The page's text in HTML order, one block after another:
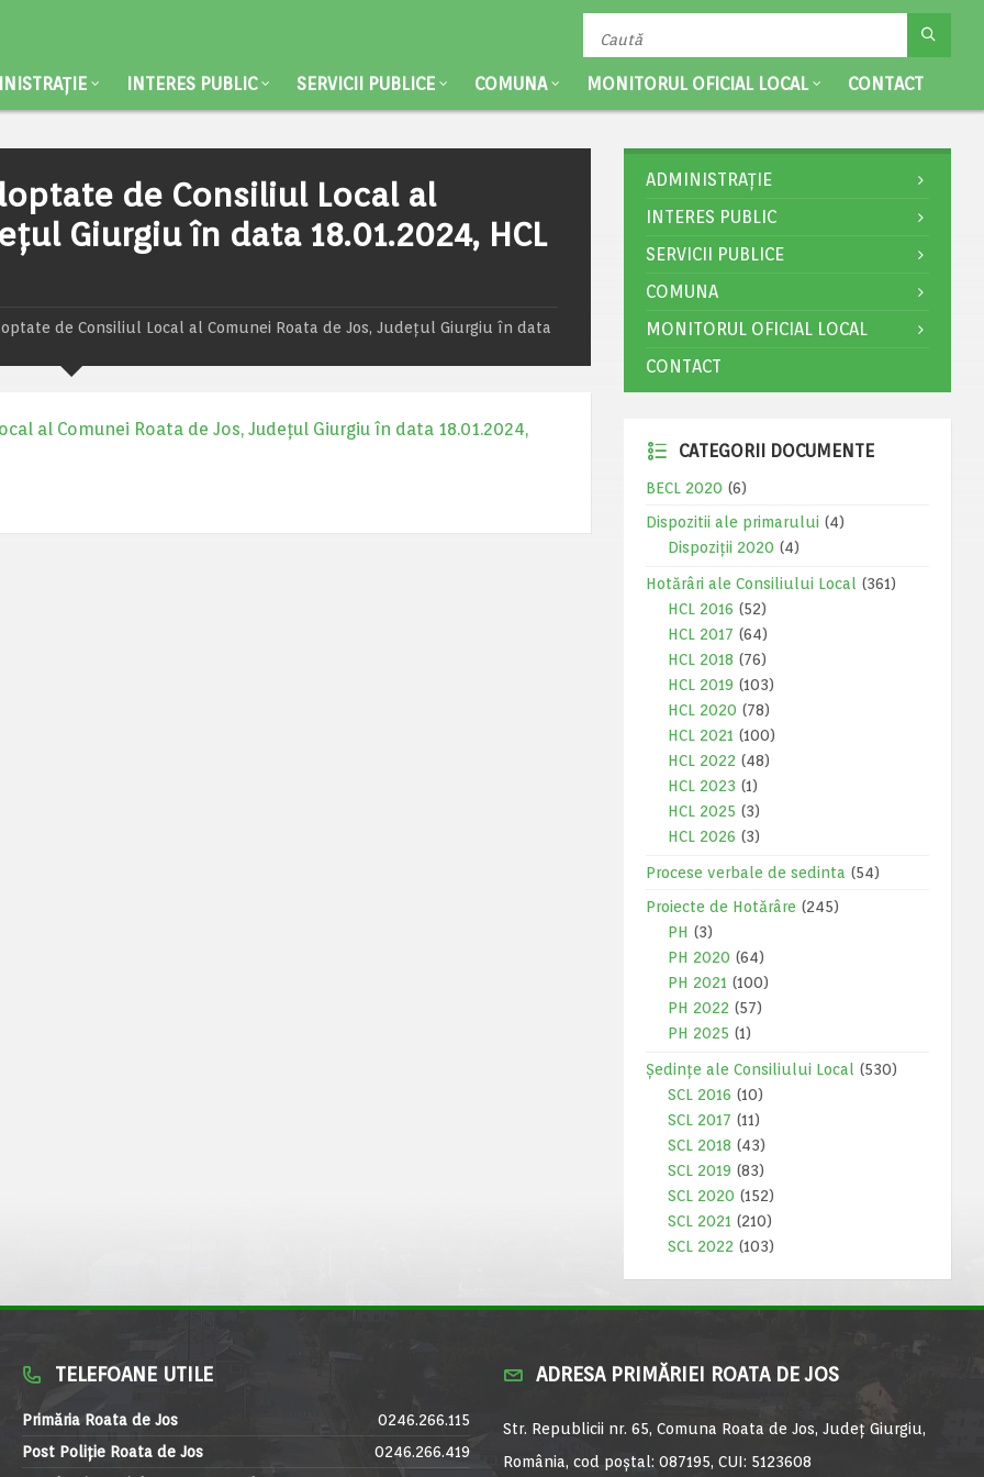
INTERES PUBLIC SERVICII PUBLICE COMUNA MONITORUL OFICIAL LOCAL CONTACT
de Consiliul Local al
Giurgiu în data 18.01.2024, HCL
de Consiliul Local al Comunei Roata de Jos, Județul Giurgiu în data
al Comunei Roata de Jos, Județul Giurgiu în data 18.01.2024,
ADMINISTRAȚIE
INTERES PUBLIC
SERVICII PUBLICE
COMUNA
MONITORUL OFICIAL LOCAL
CONTACT
CATEGORII DOCUMENTE
BECL 2020 (6)
Dispozitii ale primarului (4)
Dispoziții 2020 (4)
Hotărâri ale Consiliului Local
(361)
HCL 2016 (52)
HCL 2017 (64)
HCL 2018 (76)
HCL 2019 (103)
HCL 2020 (78)
HCL 2021 (100)
HCL 2022 (48)
HCL 2023 (1)
HCL 2025 (3)
HCL 2026 (3)
Procese verbale de sedinta (54)
Proiecte de Hotărâre (245)
PH (3)
PH 2020 (64)
PH 2021 (100)
PH 2022 (57)
PH 2025 (1)
Ședințe ale Consiliului Local
(530)
SCL 2016 (10)
SCL 2017 (11)
SCL 2018 (43)
SCL 2019 (83)
SCL 2020 (152)
SCL 2021 (210)
SCL 2022 (103)
TELEFOANE UTILE
Primăria Roata de Jos
0246.266.115
Post Poliție Roata de Jos
0246.266.419
ADRESA PRIMĂRIEI ROATA DE JOS
Str. Republicii nr. 65, Comuna Roata de Jos, Județ Giurgiu,
România, cod poștal: 087195, CUI: 5123608